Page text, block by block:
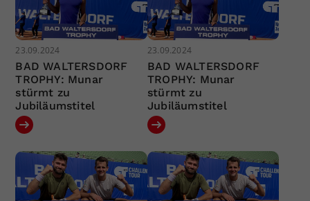
23.09.2024
BAD WALTERSDORF
TROPHY: Munar
stürmt zu
Jubiläumstitel
23.09.2024
BAD WALTERSDORF
TROPHY: Munar
stürmt zu
Jubiläumstitel